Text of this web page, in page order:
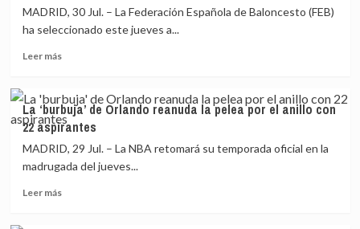
un
acuerdo
ACB
tras
el
rechazo
a
su
propuesta»
MADRID, 30 Jul. – La Federación Española de Baloncesto (FEB)
ha seleccionado este jueves a...
Leer másLeer
La
FEB
nombra
a
los
nuevos
La ‘burbuja’ de Orlando reanuda la pelea por el anillo con
22 aspirantes
MADRID, 29 Jul. – La NBA retomará su temporada oficial en la
madrugada del jueves...
Leer másLeer